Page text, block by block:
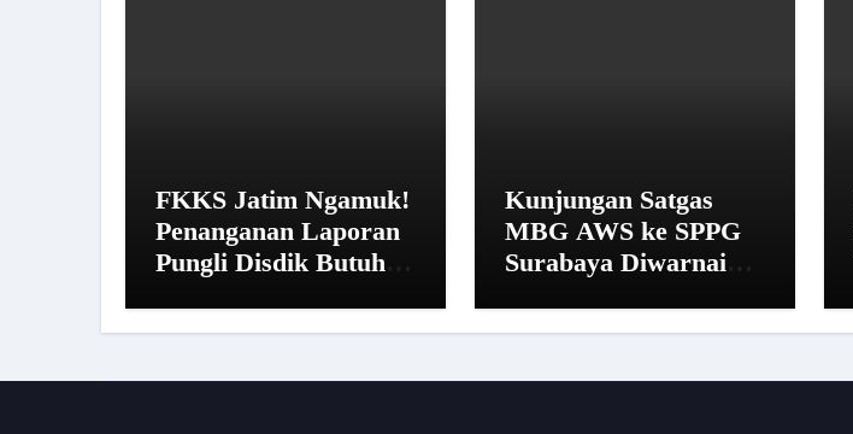
FKKS Jatim Ngamuk!
Penanganan Laporan
Pungli Disdik Butuh
Mana?”
Kunjungan Satgas
MBG AWS ke SPPG
Surabaya Diwarnai
Istirahat